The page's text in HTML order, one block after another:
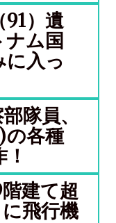
）遺
ム国
入っ
隊員、
の各種
階建て超
飛行機